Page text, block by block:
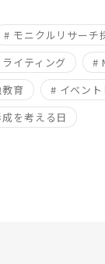
# モニクルリサーチ
イティング #
育 # イベント
を考える日